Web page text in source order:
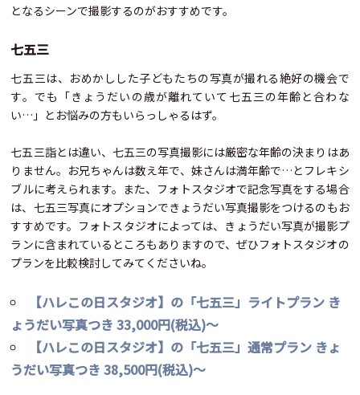
となるシーンで撮影するのがおすすめです。
七五三
七五三は、おめかしした子どもたちの写真が撮れる絶好の機会で
す。でも「きょうだいの歳が離れていて七五三の年齢と合わな
い…」とお悩みの方もいらっしゃるはず。
七五三詣とは違い、七五三の写真撮影には厳密な年齢の決まりはあ
りません。お兄ちゃんは数え年で、妹さんは満年齢で…とフレキシ
ブルに考えられます。また、フォトスタジオで記念写真をする場合
は、七五三写真にオプションできょうだい写真撮影をつけるのもお
すすめです。フォトスタジオによっては、きょうだい写真が撮影プ
ランに含まれているところもありますので、ぜひフォトスタジオの
プランを比較検討してみてくださいね。
【ハレこの日スタジオ】の「七五三」ライトプラン き
ょうだい写真つき 33,000円(税込)～
【ハレこの日スタジオ】の「七五三」通常プラン きょ
うだい写真つき 38,500円(税込)～